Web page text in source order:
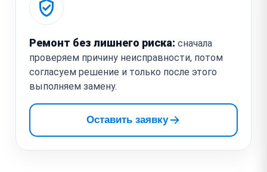
Ремонт без лишнего риска: сначала
проверяем причину неисправности, потом
согласуем решение и только после этого
выполняем замену.
Оставить заявку